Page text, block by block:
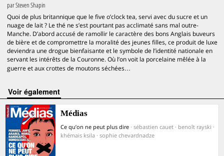
parSteven Shapin
Quoi de plus britannique que le five o’clock tea, servi avec du sucre et un
nuage de lait ? Le thé ne s’est pourtant pas acclimaté sans mal outre-
Manche. D’abord accusé de ramollir le caractère des bons Anglais buveurs
de bière et de compromettre la moralité des jeunes filles, ce produit de luxe
deviendra une drogue bienfaisante et le symbole de l’identité nationale en
servant les intérêts de la Couronne. Où l’on voit la porcelaine mêlée à la
guerre et aux crottes de moutons séchées…
voir également
Médias
Ce qu’on ne peut plus dire · sébastien cauet · benoît rayski ·
khémais ksila · sophie chevardnadze